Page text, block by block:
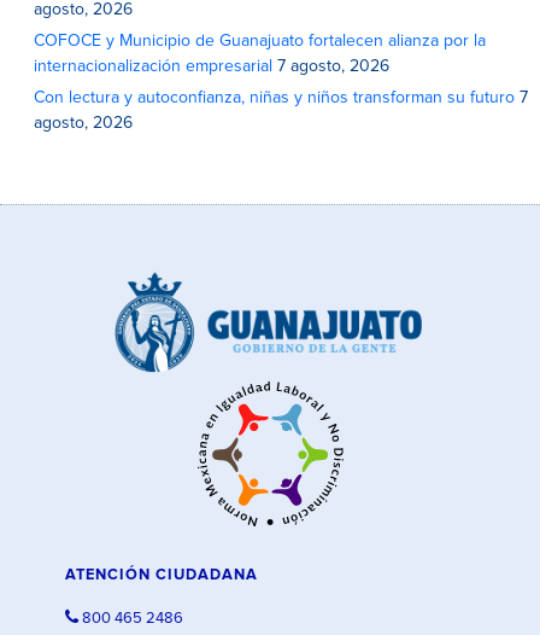
agosto, 2026
COFOCE y Municipio de Guanajuato fortalecen alianza por la
internacionalización empresarial 7 agosto, 2026
Con lectura y autoconfianza, niñas y niños transforman su futuro 7
agosto, 2026
ATENCIÓN CIUDADANA
800 465 2486